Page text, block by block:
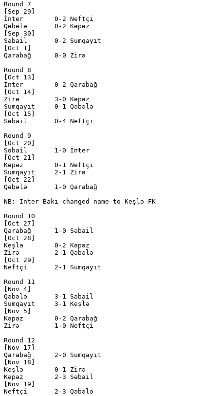
Round 7
[Sep 29]
İnter        0-2 Neftçi
Qəbələ       0-2 Kəpəz
[Sep 30]
Səbail       0-2 Sumqayıt
[Oct 1]
Qarabağ      0-0 Zirə
Round 8
[Oct 13]
İnter        0-2 Qarabağ
[Oct 14]
Zirə         3-0 Kəpəz
Sumqayıt     0-1 Qəbələ
[Oct 15]
Səbail       0-4 Neftçi
Round 9
[Oct 20]
Səbail       1-0 İnter
[Oct 21]
Kəpəz        0-1 Neftçi
Sumqayıt     2-1 Zirə
[Oct 22]
Qəbələ       1-0 Qarabağ
NB: İnter Bakı changed name to Keşlə FK
Round 10
[Oct 27]
Qarabağ      1-0 Səbail
[Oct 28]
Keşlə        0-2 Kəpəz
Zirə         2-1 Qəbələ
[Oct 29]
Neftçi       2-1 Sumqayıt
Round 11
[Nov 4]
Qəbələ       3-1 Səbail
Sumqayıt     3-1 Keşlə
[Nov 5]
Kəpəz        0-2 Qarabağ
Zirə         1-0 Neftçi
Round 12
[Nov 17]
Qarabağ      2-0 Sumqayıt
[Nov 18]
Keşlə        0-1 Zirə
Kəpəz        2-3 Səbail
[Nov 19]
Neftçi       2-3 Qəbələ